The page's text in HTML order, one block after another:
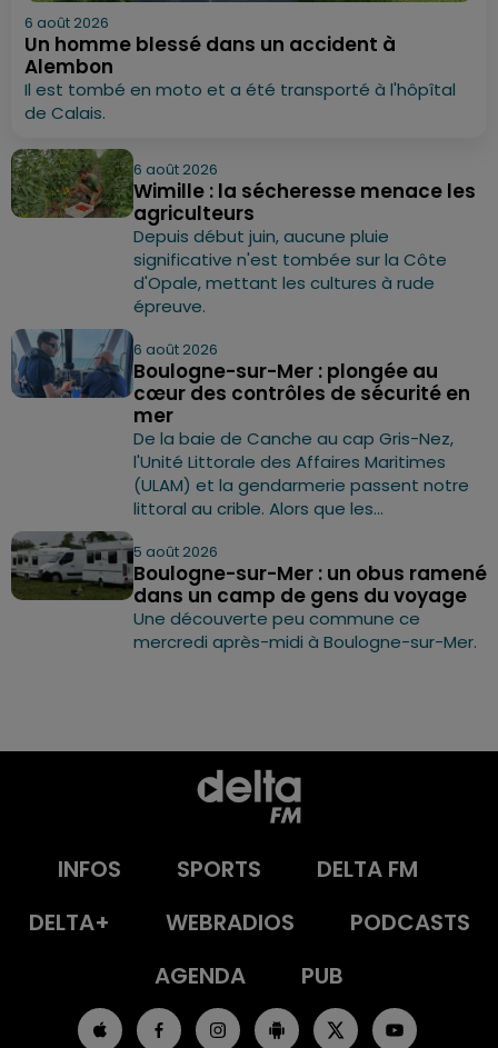
6 août 2026
Un homme blessé dans un accident à
Alembon
Il est tombé en moto et a été transporté à l'hôpîtal
de Calais.
6 août 2026
Wimille : la sécheresse menace les
agriculteurs
Depuis début juin, aucune pluie
significative n'est tombée sur la Côte
d'Opale, mettant les cultures à rude
épreuve.
6 août 2026
Boulogne-sur-Mer : plongée au
cœur des contrôles de sécurité en
mer
De la baie de Canche au cap Gris-Nez,
l'Unité Littorale des Affaires Maritimes
(ULAM) et la gendarmerie passent notre
littoral au crible. Alors que les...
5 août 2026
Boulogne-sur-Mer : un obus ramené
dans un camp de gens du voyage
Une découverte peu commune ce
mercredi après-midi à Boulogne-sur-Mer.
INFOS SPORTS
DELTA FM
DELTA+
WEBRADIOS
PODCASTS
AGENDA
PUB